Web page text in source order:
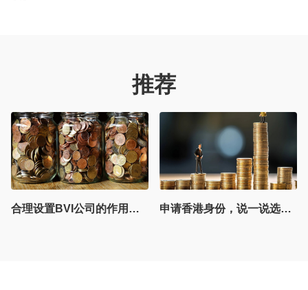
推荐
合理设置BVI公司的作用，BVI公司注册全流程详解！ 申请香港身份，说一说选择申请香港高才通计划的理由